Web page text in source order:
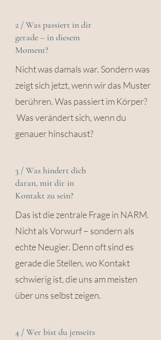
2 / Was passiert in dir
gerade – in diesem
Moment?
Nicht was damals war. Sondern was
zeigt sich jetzt, wenn wir das Muster
berühren. Was passiert im Körper?
Was verändert sich, wenn du
genauer hinschaust?
3 / Was hindert dich
daran, mit dir in
Kontakt zu sein?
Das ist die zentrale Frage in NARM.
Nicht als Vorwurf – sondern als
echte Neugier. Denn oft sind es
gerade die Stellen, wo Kontakt
schwierig ist, die uns am meisten
über uns selbst zeigen.
4 / Wer bist du jenseits